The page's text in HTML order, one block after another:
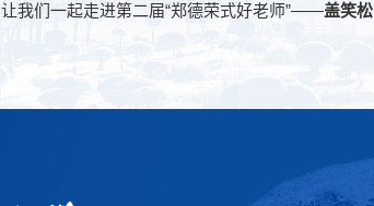
让我们一起走进第二届“郑德荣式好老师”——盖笑松